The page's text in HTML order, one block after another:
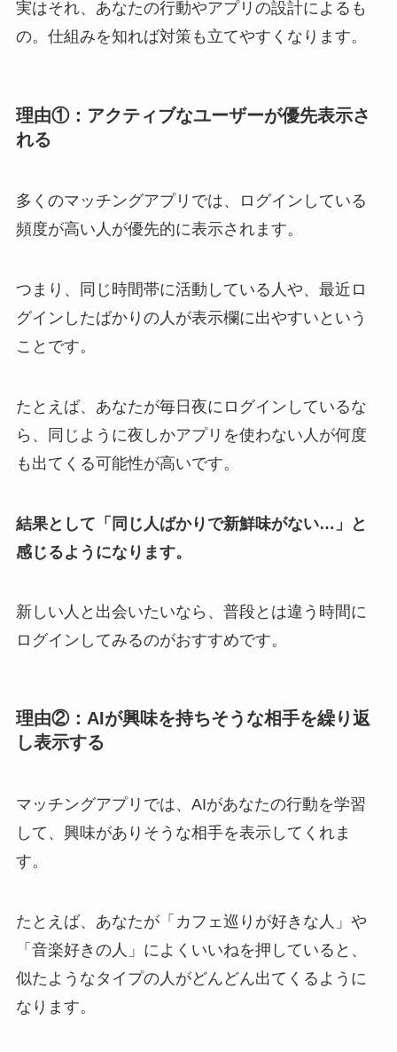
実はそれ、あなたの行動やアプリの設計によるも
の。仕組みを知れば対策も立てやすくなります。
理由①：アクティブなユーザーが優先表示さ
れる
多くのマッチングアプリでは、ログインしている
頻度が高い人が優先的に表示されます。
つまり、同じ時間帯に活動している人や、最近ロ
グインしたばかりの人が表示欄に出やすいという
ことです。
たとえば、あなたが毎日夜にログインしているな
ら、同じように夜しかアプリを使わない人が何度
も出てくる可能性が高いです。
結果として「同じ人ばかりで新鮮味がない…」と
感じるようになります。
新しい人と出会いたいなら、普段とは違う時間に
ログインしてみるのがおすすめです。
理由②：AIが興味を持ちそうな相手を繰り返
し表示する
マッチングアプリでは、AIがあなたの行動を学習
して、興味がありそうな相手を表示してくれま
す。
たとえば、あなたが「カフェ巡りが好きな人」や
「音楽好きの人」によくいいねを押していると、
似たようなタイプの人がどんどん出てくるように
なります。